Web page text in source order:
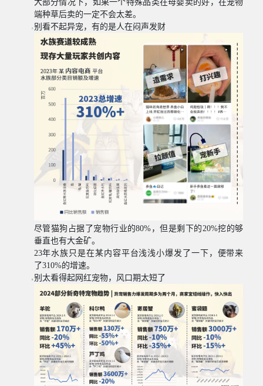
大部分情况下，如果一个特殊品类在母婴卖的好，在宠物
端种草后卖的一定不会太差。
别看不起异宠，有的是人在闷声发财
尽管猫狗占据了宠物行业的80% ，但是剩下的20%挖的够
垂直也有大金矿。
23年水族只是在某内容平台浅浅小爆发了一下，便带来
了310%的增速。
别太看得起网红宠物，风口期太短了